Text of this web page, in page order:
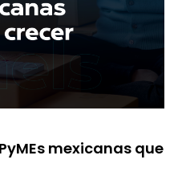
mexicanas que